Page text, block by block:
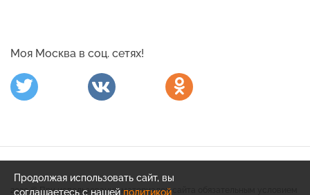
Продолжая использовать сайт, вы
соглашаетесь с нашей политикой
Моя Москва в соц. сетях!
2020 © При использовании материалов сайта обязательным условием